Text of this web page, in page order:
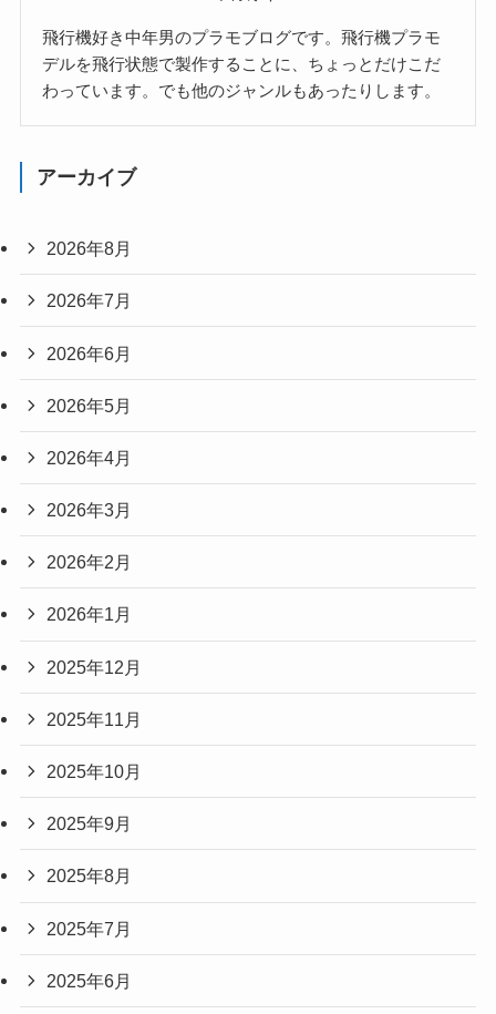
飛行機好き中年男のプラモブログです。飛行機プラモ
デルを飛行状態で製作することに、ちょっとだけこだ
わっています。でも他のジャンルもあったりします。
アーカイブ
2026年8月
2026年7月
2026年6月
2026年5月
2026年4月
2026年3月
2026年2月
2026年1月
2025年12月
2025年11月
2025年10月
2025年9月
2025年8月
2025年7月
2025年6月